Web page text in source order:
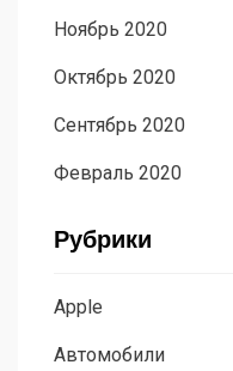
Ноябрь 2020
Октябрь 2020
Сентябрь 2020
Февраль 2020
Рубрики
Apple
Автомобили